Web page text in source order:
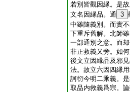
若別皆觀因縁。是
文名因縁品。通 3
中雖隨義別。而實
下重斥舊解。北師
一部通別之意。而
非正救義又旁。如
後文立因縁品及邪
法。故立六因四縁
訶衍今明二乘義。
取品内救義爲宗。